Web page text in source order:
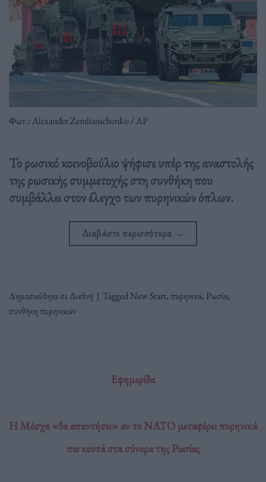
Φωτ.: Alexander Zemlianichenko / AP
Το ρωσικό κοινοβούλιο ψήφισε υπέρ της αναστολής
της ρωσικής συμμετοχής στη συνθήκη που
συμβάλλει στον έλεγχο των πυρηνικών όπλων.
Διαβάστε περισσότερα →
Δημοσιεύθηκε σεΔιεθνή | TaggedNew Start,πυρηνικά, Ρωσία,
συνθήκη πυρηνικών
Εφημερίδα
Η Μόσχα «θα απαντήσει» αν το NATO μεταφέρει πυρηνικά
πιο κοντά στα σύνορα της Ρωσίας